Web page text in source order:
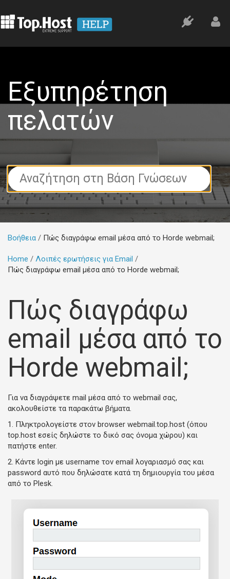
Εξυπηρέτηση
πελατών
Search
For
Βοήθεια Πώς διαγράφω email μέσα από το Horde webmail;
Home
Λοιπές ερωτήσεις για Email
Πώς διαγράφω email μέσα από το Horde webmail;
Πώς διαγράφω
email μέσα από το
Horde webmail;
Για να διαγράψετε mail μέσα από το webmail σας,
ακολουθείστε τα παρακάτω βήματα.
1. Πληκτρολογείστε στον browser webmail.top.host (όπου
top.host εσείς δηλώστε το δικό σας όνομα χώρου) και
πατήστε enter.
2. Κάντε login με username τον email λογαριασμό σας και
password αυτό που δηλώσατε κατά τη δημιουργία του μέσα
από το Plesk.